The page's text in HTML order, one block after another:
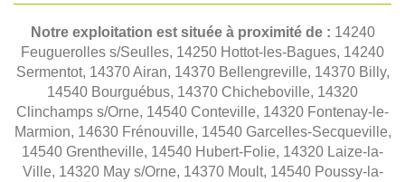
Notre exploitation est située à proximité de : 14240
Feuguerolles s/Seulles, 14250 Hottot-les-Bagues, 14240
Sermentot, 14370 Airan, 14370 Bellengreville, 14370 Billy,
14540 Bourguébus, 14370 Chicheboville, 14320
Clinchamps s/Orne, 14540 Conteville, 14320 Fontenay-le-
Marmion, 14630 Frénouville, 14540 Garcelles-Secqueville,
14540 Grentheville, 14540 Hubert-Folie, 14320 Laize-la-
Ville, 14320 May s/Orne, 14370 Moult, 14540 Poussy-la-